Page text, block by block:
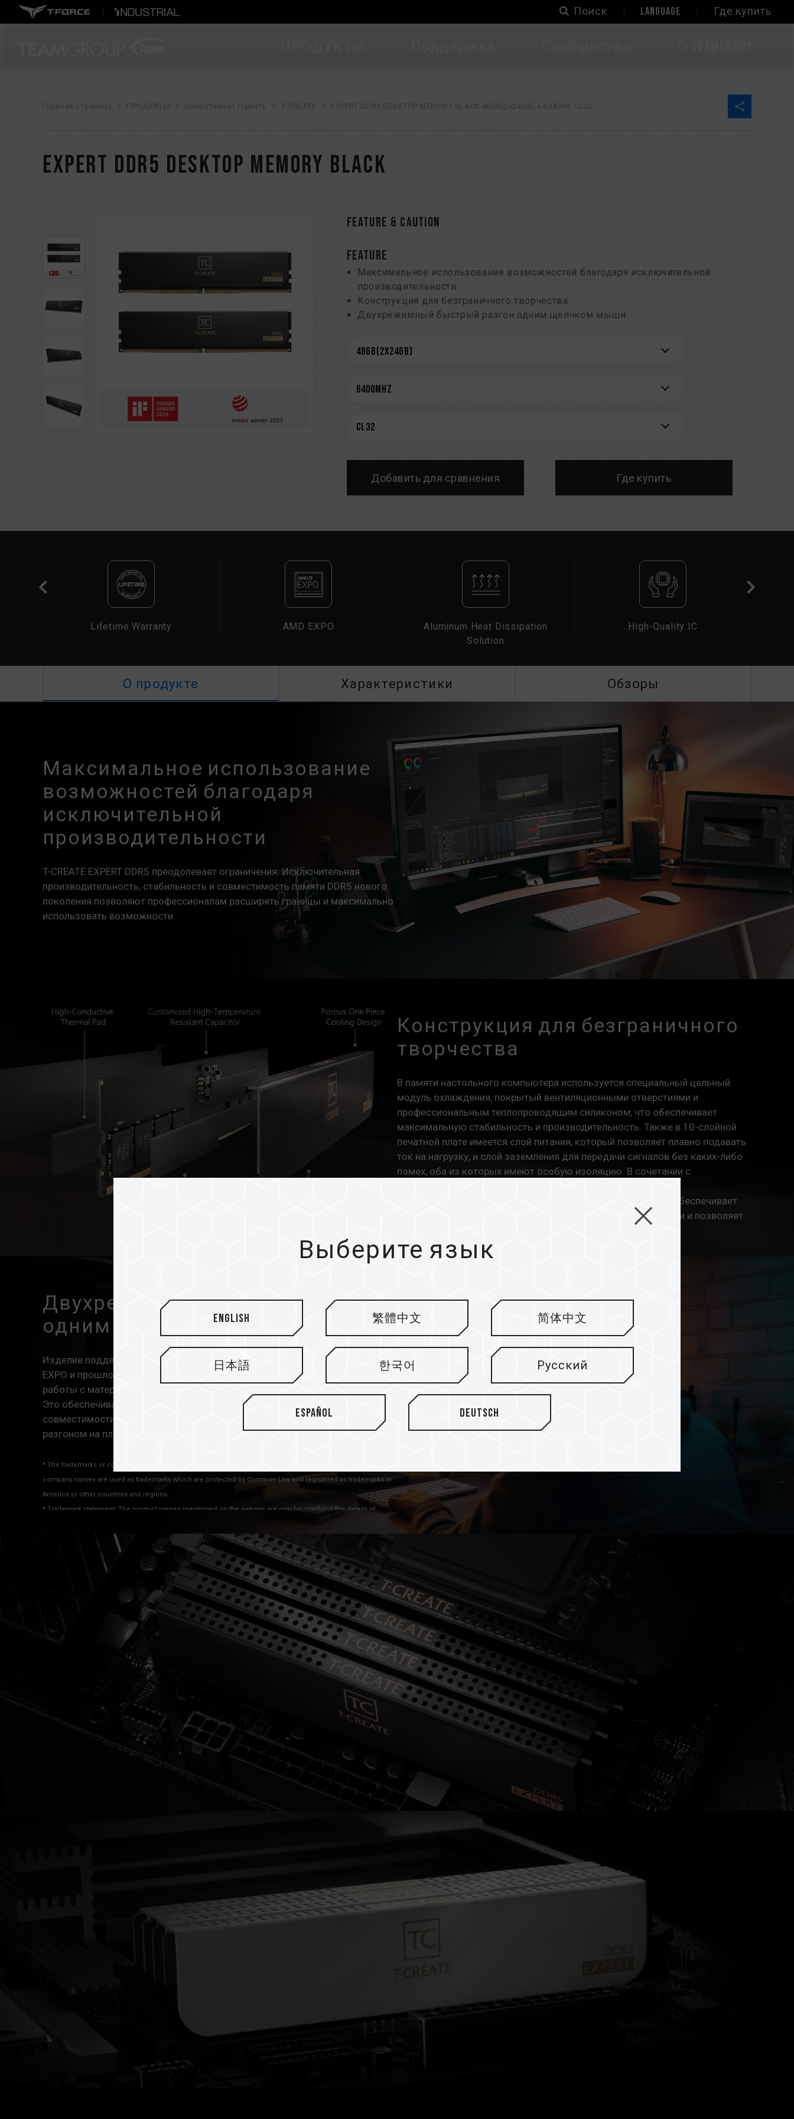
Поиск LANGUAGE Где купить
Главная страница ПРОДУКТЫ Оперативная Память T-CREATE EXPERT DDR5 DESKTOP MEMORY BLACK 48GB(2x24GB) 6400MHz CL32
EXPERT DDR5 DESKTOP MEMORY BLACK
FEATURE & CAUTION
FEATURE
Максимальное использование возможностей благодаря исключительной
производительности
Конструкция для безграничного творчества
Двухрежимный быстрый разгон одним щелчком мыши
Надежная работа
См. полный список совместимых платформ в разделе
Перед покупкой изделий памяти ознакомьтесь со списком совместимости QVL,
Не смешивайте модули памяти с разной емкостью или частотой, а также
различных марок или моделей. Каждый комплект памяти проходит тестирование
BIOS материнской платы могут повлиять на рабочую частоту памяти.
также совместимости материнской платы и процессора.
Если XMP 3.0 (Intel) или EXPO (AMD) не включены, память будет работать на
частоте SPD по умолчанию (стандарт JEDEC), например DDR5-4800 (или ниже).
Это нормальное явление, а не дефект изделия.
материнские платы могут не достигать указанной частоты, поскольку
окончательная рабочая частота зависит от настроек системы.
стандарта JEDEC и может повлиять на стабильность системы. Если разгон
приведет к нестабильности системы, вернитесь к настройкам BIOS по
умолчанию.
Однако не все системы могут ее достичь.
Убедитесь, что ваши материнская плата и процессор поддерживают
соответствующие технологии разгона (XMP 3.0 / EXPO); в противном случае
память может не достичь заявленной частоты разгона.
Модули памяти TEAMGROUP тестируются в условиях нормального напряжения.
При возникновении проблем, связанных с неисправностями процессора или
материнской платы, обратитесь в соответствующую службу послепродажного
обслуживания производителя процессора или материнской платы.
Добавить для сравнения Где купить
Lifetime Warranty AMD EXPO
Aluminum Heat Dissipation
Solution
High-Quality IC
О продукте Характеристики Обзоры
Максимальное использование
возможностей благодаря
исключительной
производительности
T-CREATE EXPERT DDR5 преодолевает ограничения. Исключительная
производительность, стабильность и совместимость памяти DDR5 нового
поколения позволяют профессионалам расширять границы и максимально
использовать возможности.
Конструкция для безграничного
творчества
В памяти настольного компьютера используется специальный цельный
модуль охлаждения, покрытый вентиляционными отверстиями и
профессиональным теплопроводящим силиконом, что обеспечивает
максимальную стабильность и производительность. Также в 10-слойной
печатной плате имеется слой питания, который позволяет плавно подавать
ток на нагрузку, и слой заземления для передачи сигналов без каких-либо
помех, оба из которых имеют особую изоляцию. В сочетании с
высококачественной микросхемой T-CREATE EXPERT DDR5 обеспечивает
стабильность системы даже при работе с большими файлами и позволяет
Двухрежимный быстрый разгон
одним щелчком мыши
Изделие поддерживает новейшие технологии разгона Intel XMP3.0 и AMD
EXPO и прошло полное тестирование на совместимость и стабильность
работы с материнскими платами ASRock, ASUS, BIOSTAR, GIGABYTE и MSI.
Это обеспечивает повышение производительности при оптимальной
совместимости, позволяя пользователям наслаждаться стабильным
разгоном на платформах Intel и AMD одним щелчком мыши.
* The trademarks or company names mentioned on the website mean that the words, trademarks, logos or
company names are used as trademarks which are protected by Common Law and registered as trademarks in
America or other countries and regions.
* Trademark statement: The product names mentioned on the website are only for clarifying the details of
Выберите язык
English 繁體中文 简体中文
日本語 한국어 Русский
Español Deutsch